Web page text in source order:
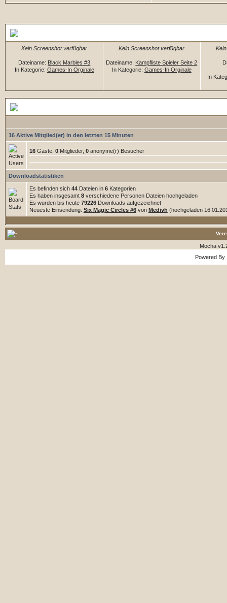
Kein Screenshot verfügbar
Dateiname: Black Marbles #3
In Kategorie: Games-In Orginale
Kein Screenshot verfügbar
Dateiname: Kampfliste Spieler Seite 2
In Kategorie: Games-In Orginale
In
16 Aktive Mitglied(er) in den letzten 15 Minuten
16Gäste, 0Mitglieder, 0anonyme(r) Besucher
Downloadstatistiken
Es befinden sich 44Dateien in 6Kategorien
Es haben insgesamt 8verschiedene Personen Dateien hochgeladen
Es wurden bis heute 79226Downloads aufgezeichnet
Neueste Einsendung: Six Magic Circles #6von Medivh (hochgeladen
Mocha
Powered By